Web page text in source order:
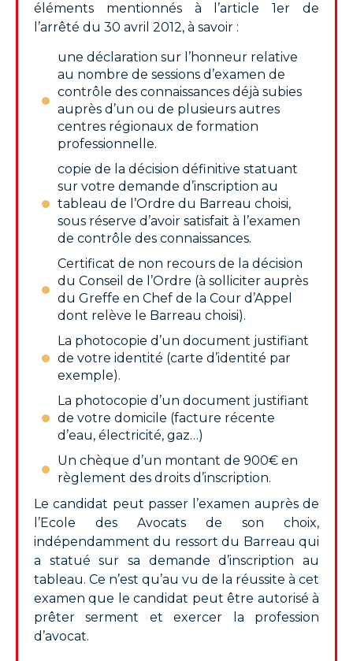
éléments mentionnés à l’article 1er de
l’arrêté du 30 avril 2012, à savoir :
une déclaration sur l’honneur relative
au nombre de sessions d’examen de
contrôle des connaissances déjà subies
auprès d’un ou de plusieurs autres
centres régionaux de formation
professionnelle.
copie de la décision définitive statuant
sur votre demande d’inscription au
tableau de l’Ordre du Barreau choisi,
sous réserve d’avoir satisfait à l’examen
de contrôle des connaissances.
Certificat de non recours de la décision
du Conseil de l’Ordre (à solliciter auprès
du Greffe en Chef de la Cour d’Appel
dont relève le Barreau choisi).
La photocopie d’un document justifiant
de votre identité (carte d’identité par
exemple).
La photocopie d’un document justifiant
de votre domicile (facture récente
d’eau, électricité, gaz…)
Un chèque d’un montant de 900€ en
règlement des droits d’inscription.
Le candidat peut passer l’examen auprès de
l’Ecole des Avocats de son choix,
indépendamment du ressort du Barreau qui
a statué sur sa demande d’inscription au
tableau. Ce n’est qu’au vu de la réussite à cet
examen que le candidat peut être autorisé à
prêter serment et exercer la profession
d’avocat.